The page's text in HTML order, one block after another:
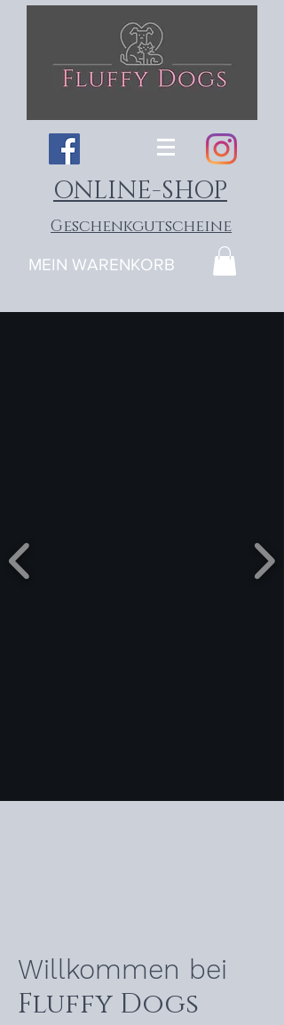
ONLINE-SHOP
Geschenkgutscheine
MEIN WARENKORB
Willkommen bei
Fluffy Dogs